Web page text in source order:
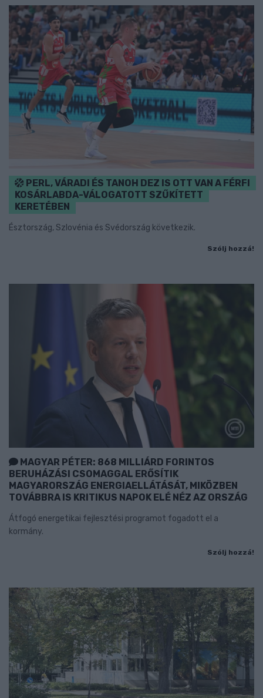
PERL, VÁRADI ÉS TANOH DEZ IS OTT VAN A FÉRFI
KOSÁRLABDA-VÁLOGATOTT SZŰKÍTETT
KERETÉBEN
Észtország, Szlovénia és Svédország következik.
Szólj hozzá!
MAGYAR PÉTER: 868 MILLIÁRD FORINTOS
BERUHÁZÁSI CSOMAGGAL ERŐSÍTIK
MAGYARORSZÁG ENERGIAELLÁTÁSÁT, MIKÖZBEN
TOVÁBBRA IS KRITIKUS NAPOK ELÉ NÉZ AZ ORSZÁG
Átfogó energetikai fejlesztési programot fogadott el a
kormány.
Szólj hozzá!